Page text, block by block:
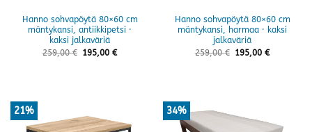
Hanno sohvapöytä 80×60 cm
mäntykansi, antiikkipetsi ·
kaksi jalkaväriä
259,00€ 195,00€
Hanno sohvapöytä 80×60 cm
mäntykansi, harmaa · kaksi
jalkaväriä
259,00€ 195,00€
21% 34%